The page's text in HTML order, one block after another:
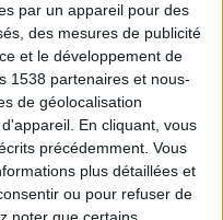
par un appareil pour des
des mesures de publicité
et le développement de
1538 partenaires et nous-
de géolocalisation
En cliquant, vous
précédemment. Vous
plus détaillées et
ou pour refuser de
minceur Voir tout
pour mincir
programme